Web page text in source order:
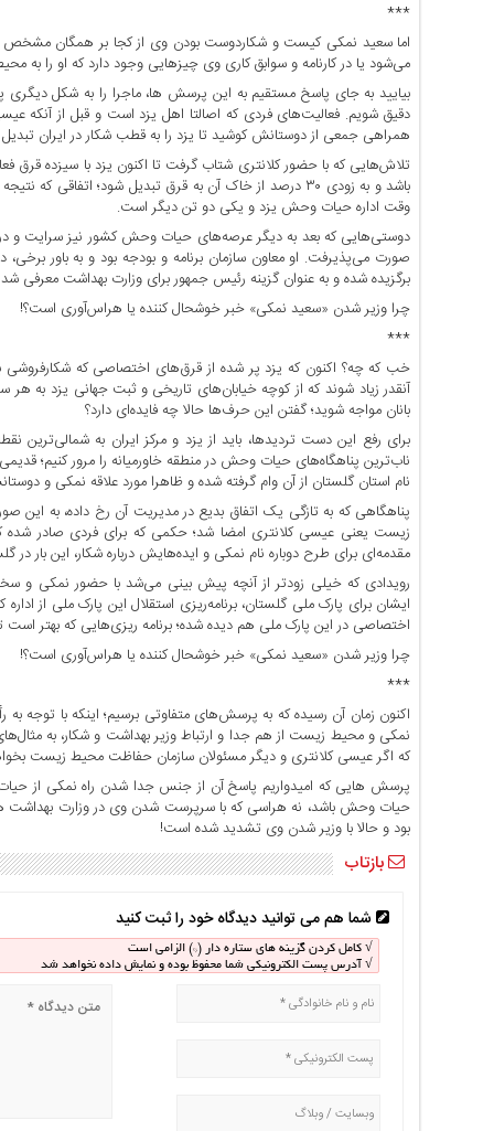
دسترسی
***
اما سعید نمکی کیست و شکاردوست بودن وی از کجا بر همگان
می‌شود یا در کارنامه و سوابق کاری وی چیز‌هایی وجود دارد که او را به
بیایید به جای پاسخ مستقیم به این پرسش ها، ماجرا را به شکل
دقیق شویم. فعالیت‌های فردی که اصالتا اهل یزد است و قبل از آنکه
همراهی جمعی از دوستانش کوشید تا یزد را به قطب شکار در ایران تبدیل
تلاش‌هایی که با حضور کلانتری شتاب گرفت تا اکنون یزد با سیزده قرق
باشد و به زودی ۳۰ درصد از خاک آن به قرق تبدیل شود؛
وقت اداره حیات وحش یزد و یکی دو تن دیگر است.
دوستی‌هایی که بعد به دیگر عرصه‌های حیات وحش کشور نیز سرایت و
صورت می‌پذیرفت. او معاون سازمان برنامه و بودجه بود و به باور
برگزیده شده و به عنوان گزینه رئیس جمهور برای وزارت بهداشت معرفی
چرا وزیر شدن «سعید نمکی» خبر خوشحال کننده یا هراس‌آوری است؟!
***
خب که چه؟ اکنون که یزد پر شده از قرق‌های اختصاصی که
آنقدر زیاد شوند که از کوچه خیابان‌های تاریخی و ثبت جهانی یزد به
بانان مواجه شوید؛ گفتن این حرف‌ها حالا چه فایده‌ای دارد؟
برای رفع این دست تردیدها، باید از یزد و مرکز ایران به
ناب‌ترین پناهگاه‌های حیات وحش در منطقه خاورمیانه را مرور کنیم؛
نام استان گلستان از آن وام گرفته شده و ظاهرا مورد علاقه نمکی و
پناهگاهی که به تازگی یک اتفاق بدیع در مدیریت آن رخ داده، به
زیست یعنی عیسی کلانتری امضا شد؛ حکمی که برای فردی صادر شده
مقدمه‌ای برای طرح دوباره نام نمکی و ایده‌هایش درباره شکار، این بار در
رویدادی که خیلی زودتر از آنچه پیش بینی می‌شد با حضور نمکی و
ایشان برای پارک ملی گلستان، برنامه‌ریزی استقلال این پارک ملی از
اختصاصی در این پارک ملی هم دیده شده؛ برنامه ریزی‌هایی که بهتر
چرا وزیر شدن «سعید نمکی» خبر خوشحال کننده یا هراس‌آوری است؟!
***
اکنون زمان آن رسیده که به پرسش‌های متفاوتی برسیم؛ اینکه با توجه
نمکی و محیط زیست از هم جدا و ارتباط وزیر بهداشت و شکار، به
که اگر عیسی کلانتری و دیگر مسئولان سازمان حفاظت محیط زیست
پرسش هایی که امیدواریم پاسخ آن از جنس جدا شدن راه نمکی از
حیات وحش باشد، نه هراسی که با سرپرست شدن وی در وزارت بهداشت
بود و حالا با وزیر شدن وی تشدید شده است!
بازتاب
شما هم می توانید دیدگاه خود را ثبت کنید
√ کامل کردن گزینه های ستاره دار (*) الزامی است
√ آدرس پست الکترونیکی شما محفوظ بوده و نمایش داده نخواهد شد